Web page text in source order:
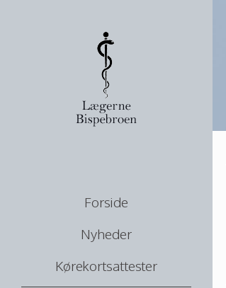
Forside
Nyheder
Kørekortsattester